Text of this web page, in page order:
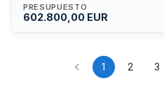
Ayuntamiento de Barcelona y
El equipo mínimo propuesto
PRESUPUESTO
602.800,00 EUR
1 2 3